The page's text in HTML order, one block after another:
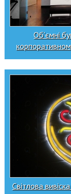
Об'ємні
Світлова